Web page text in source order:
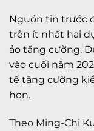
Nguồn tin trước
trên ít nhất hai
ảo tăng cường.
vào cuối năm
tế tăng cường
hơn.
Theo Ming-Chi